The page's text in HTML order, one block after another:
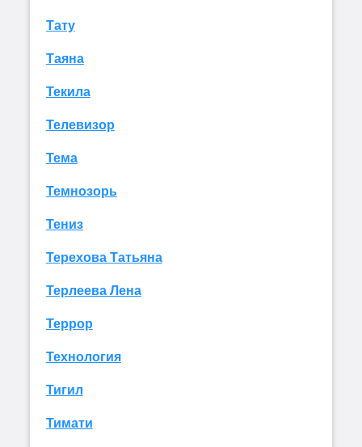
Тату
Таяна
Текила
Телевизор
Тема
Темнозорь
Тениз
Терехова Татьяна
Терлеева Лена
Террор
Технология
Тигил
Тимати